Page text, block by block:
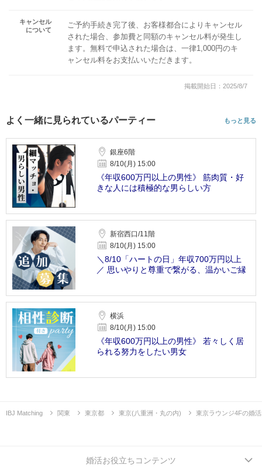
キャンセル
について
ご予約手続き完了後、お客様都合によりキャンセル
された場合、参加費と同額のキャンセル料が発生し
ます。無料で申込された場合は、一律1,000円のキ
ャンセル料をお支払いいただきます。
掲載開始日：2025/8/7
よく一緒に見られているパーティー もっと見る
銀座6階
8/10(月) 15:00
《年収600万円以上の男性》 筋肉質・好
きな人には積極的な男らしい方
新宿西口/11階
8/10(月) 15:00
＼8/10「ハートの日」年収700万円以上
／ 思いやりと尊重で繋がる、温かいご縁
横浜
8/10(月) 15:00
《年収600万円以上の男性》 若々しく居
られる努力をしたい男女
IBJ Matching 関東 東京都 東京(八重洲・丸の内) 東京ラウンジ4Fの婚
婚活お役立ちコンテンツ